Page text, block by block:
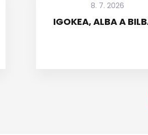
8. 7. 2026
IGOKEA, ALBA A